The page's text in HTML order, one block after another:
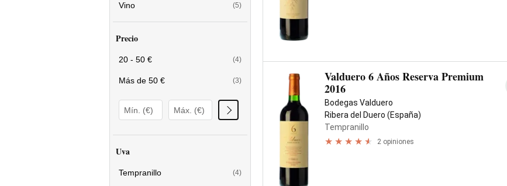
Vino (5)
Precio
20 - 50 € (4)
Más de 50 € (3)
Uva
Tempranillo (4)
Valduero 6 Años Reserva Premium
2016
Bodegas Valduero
Ribera del Duero (España)
Tempranillo
2 opiniones